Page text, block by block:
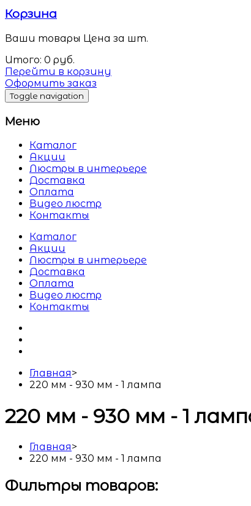
Корзина
Ваши товары Цена за шт.
Итого: 0 руб.
Перейти в корзину
Оформить заказ
Toggle navigation
Меню
Каталог
Акции
Люстры в интерьере
Доставка
Оплата
Видео люстр
Контакты
Каталог
Акции
Люстры в интерьере
Доставка
Оплата
Видео люстр
Контакты
Главная>
220 мм - 930 мм - 1 лампа
220 мм - 930 мм - 1
Главная>
220 мм - 930 мм - 1 лампа
Фильтры товаров: